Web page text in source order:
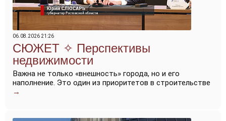
06.08.2026 21:26
Перспективы
недвижимости
Важна не только «внешность» города, но и его
наполнение. Это один из приоритетов в строительстве
→